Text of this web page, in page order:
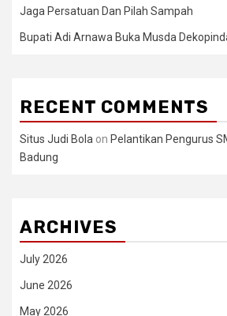
Jaga Persatuan Dan Pilah Sampah
Bupati Adi Arnawa Buka Musda
RECENT COMMENTS
Situs Judi Bola on Pelantikan Pengurus
Badung
ARCHIVES
July 2026
June 2026
May 2026